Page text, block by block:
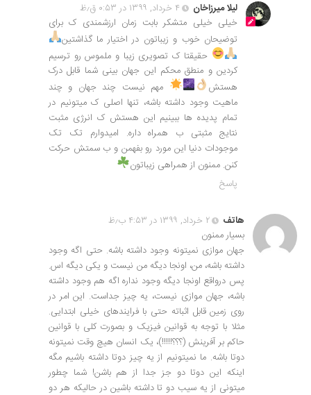
لیلا میرزاخان
۴ خرداد, ۱۳۹۹ در ۰:۵۳ ق٫ظ
خیلی خیلی متشکر بابت زمان ارزشمندی ک برای
توضیحان خوب و زیباتون در اختیار ما گذاشتین
حقیقتا ک تصویری زیبا و ملموس رو ترسیم
کردین و منطق محکم این جهان بینی شما قابل درک
هستش
مهم نیست چند جهان و چند
ماهیت وجود داشته باشه، تنها اصلی ک میتونیم در
تمام پدیده ها ببینیم این هستش ک انرژی مثبت
نتایج مثبتی ب همراه داره. امیدوارم تک تک
موجودات دنیا این مورد رو بفهمن و ب سمتش حرکت
کنن. ممنون از همراهی زیباتون
پاسخ
هاتف
۲ خرداد, ۱۳۹۹ در ۴:۵۳ ب٫ظ
بسیار ممنون
جهان موازی نمیتونه وجود داشته باشه. حتی اگه وجود
داشته باشه، من، اونجا دیگه من نیست و یکی دیگه اس.
پس درواقع اونجا دیگه وجود نداره اگه هم وجود داشته
باشه، جهان موازی نیست، یه چیز جداست. این امر در
روی زمین قابل اثباته حتی با فرایندهای خیلی ابتدایی.
مثلا با توجه به قوانین فیزیک و بصورت کلی با قوانین
حاکم بر آفرینش (؟؟؟!!!!!)، یک انسان هیچ وقت نمیتونه
دوتا باشه. ما نمیتونیم از یه چیز دوتا داشته باشیم مگه
اینکه این دوتا دو جز جدا از هم باشن! شما چطور
میتونی از یه سیب دو تا داشته باشین در حالیکه هر دو